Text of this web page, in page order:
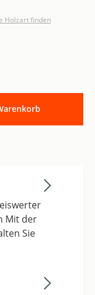
Holzart finden
Mit der
Sie